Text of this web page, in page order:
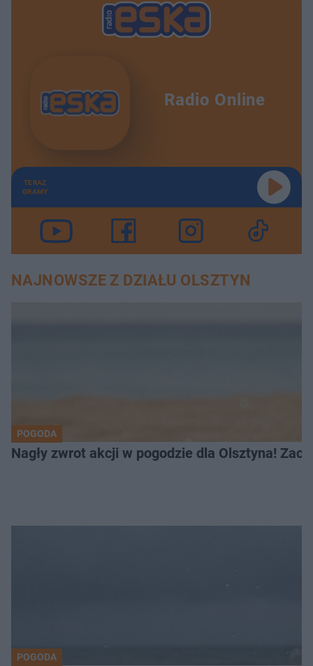
Radio Online
TERAZ
GRAMY
NAJNOWSZE Z DZIAŁU OLSZTYN
POGODA
Nagły zwrot akcji w pogodzie dla Olsztyna!
POGODA